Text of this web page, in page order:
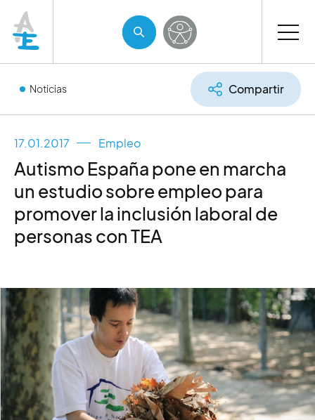
Noticias Compartir
17.01.2017 Empleo
Autismo España pone en marcha
un estudio sobre empleo para
promover la inclusión laboral de
personas con TEA